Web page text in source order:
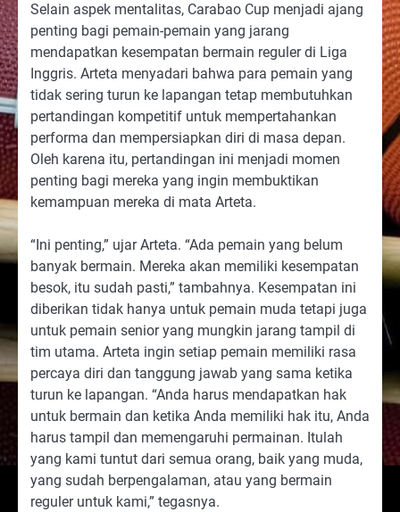
Selain aspek mentalitas, Carabao Cup menjadi ajang
penting bagi pemain-pemain yang jarang
mendapatkan kesempatan bermain reguler di Liga
Inggris. Arteta menyadari bahwa para pemain yang
tidak sering turun ke lapangan tetap membutuhkan
pertandingan kompetitif untuk mempertahankan
performa dan mempersiapkan diri di masa depan.
Oleh karena itu, pertandingan ini menjadi momen
penting bagi mereka yang ingin membuktikan
kemampuan mereka di mata Arteta.
“Ini penting,” ujar Arteta. “Ada pemain yang belum
banyak bermain. Mereka akan memiliki kesempatan
besok, itu sudah pasti,” tambahnya. Kesempatan ini
diberikan tidak hanya untuk pemain muda tetapi juga
untuk pemain senior yang mungkin jarang tampil di
tim utama. Arteta ingin setiap pemain memiliki rasa
percaya diri dan tanggung jawab yang sama ketika
turun ke lapangan. “Anda harus mendapatkan hak
untuk bermain dan ketika Anda memiliki hak itu, Anda
harus tampil dan memengaruhi permainan. Itulah
yang kami tuntut dari semua orang, baik yang muda,
yang sudah berpengalaman, atau yang bermain
reguler untuk kami,” tegasnya.